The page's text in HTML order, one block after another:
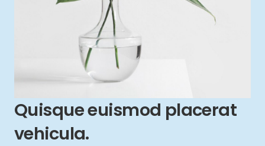
Quisque euismod placerat
vehicula.